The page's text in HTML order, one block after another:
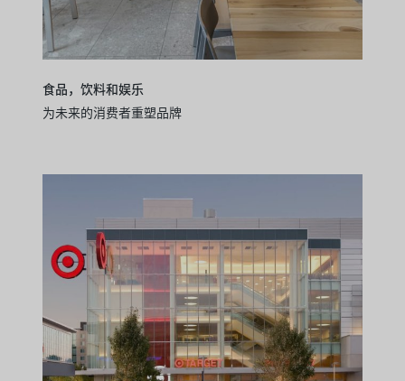
食品，饮料和娱乐
为未来的消费者重塑品牌